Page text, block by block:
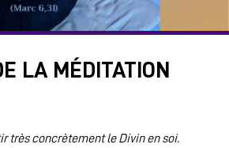
LA MÉDITATION
très concrètement le Divin en soi.